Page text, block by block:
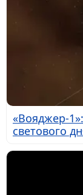
«Вояджер-
светового